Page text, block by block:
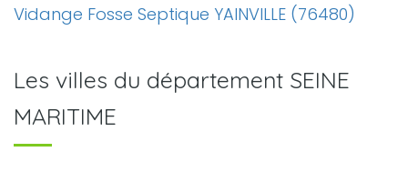
Vidange Fosse Septique YAINVILLE (76480)
Les villes du département SEINE
MARITIME